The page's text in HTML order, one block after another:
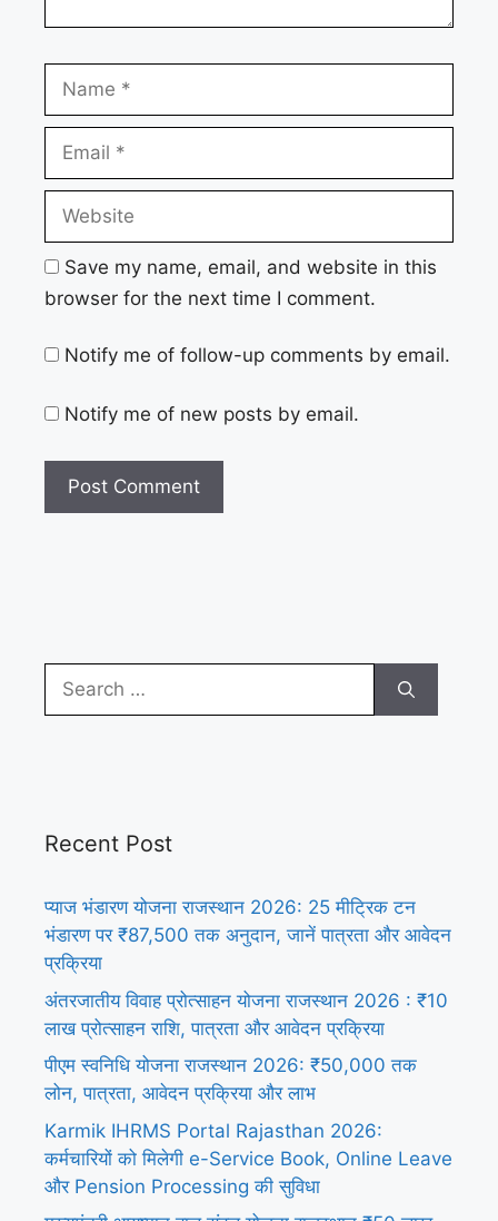
Name
Email
Website
Save my name, email, and website in this
browser for the next time I comment.
Notify me of follow-up comments by email.
Notify me of new posts by email.
Search
for:
Recent Post
प्याज भंडारण योजना राजस्थान 2026: 25 मीट्रिक टन
भंडारण पर ₹87,500 तक अनुदान, जानें पात्रता और आवेदन
प्रक्रिया
अंतरजातीय विवाह प्रोत्साहन योजना राजस्थान 2026 : ₹10
लाख प्रोत्साहन राशि, पात्रता और आवेदन प्रक्रिया
पीएम स्वनिधि योजना राजस्थान 2026: ₹50,000 तक
लोन, पात्रता, आवेदन प्रक्रिया और लाभ
Karmik IHRMS Portal Rajasthan 2026:
कर्मचारियों को मिलेगी e-Service Book, Online Leave
और Pension Processing की सुविधा